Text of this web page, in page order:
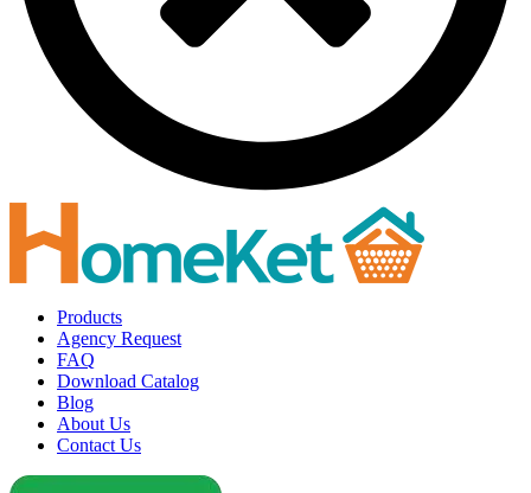
Products
Agency Request
FAQ
Download Catalog
Blog
About Us
Contact Us